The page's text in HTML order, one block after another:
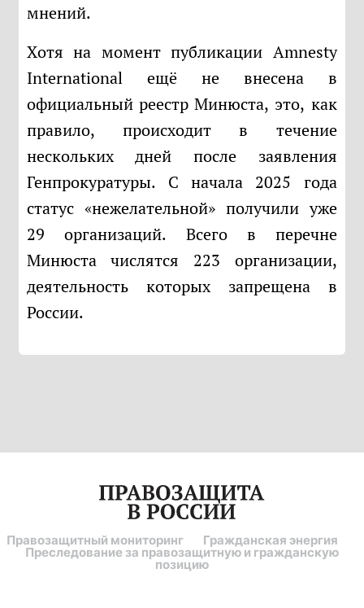
мнений.
Хотя на момент публикации Amnesty
International ещё не внесена в
официальный реестр Минюста, это, как
правило, происходит в течение
нескольких дней после заявления
Генпрокуратуры. С начала 2025 года
статус «нежелательной» получили уже
29 организаций. Всего в перечне
Минюста числятся 223 организации,
деятельность которых запрещена в
России.
Правозащитный мониторинг Гражданская энергия
Преследование за правозащитную и гражданскую
позицию